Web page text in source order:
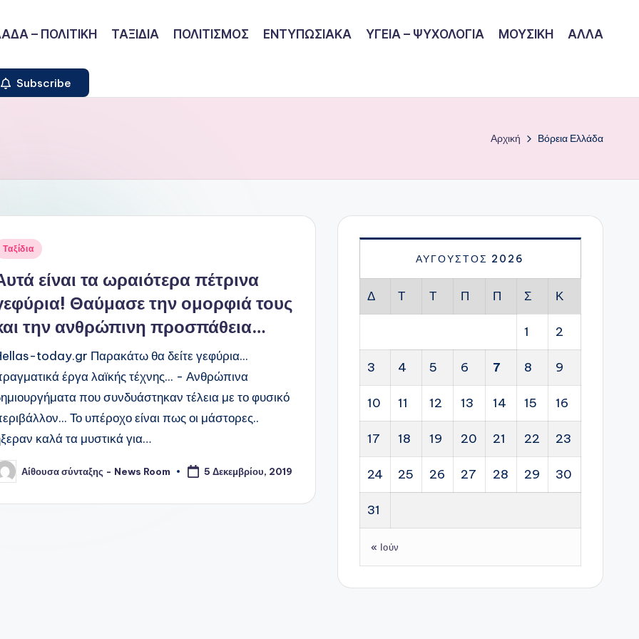
– ΠΟΛΙΤΙΚΗ ΤΑΞΙΔΙΑ ΠΟΛΙΤΙΣΜΟΣ ΕΝΤΥΠΩΣΙΑΚΑ ΥΓΕΙΑ – ΨΥΧΟΛΟΓΙΑ ΜΟΥΣΙΚΗ ΑΛΛΑ
Subscribe
Αρχική Βόρεια Ελλάδα
Ταξίδια
είναι τα ωραιότερα πέτρινα
Θαύμασε την ομορφιά τους
την ανθρώπινη προσπάθεια…
today.gr Παρακάτω θα δείτε γεφύρια...
έργα λαϊκής τέχνης... - Ανθρώπινα
που συνδυάστηκαν τέλεια με το φυσικό
Το υπέροχο είναι πως οι μάστορες..
καλά τα μυστικά για…
Αίθουσα σύνταξης - News Room 5 Δεκεμβρίου, 2019
ΑΎΓΟΥΣΤΟΣ 2026
Δ Τ Τ Π Π Σ Κ
1 2
3 4 5 6 7 8 9
10 11 12 13 14 15 16
17 18 19 20 21 22 23
24 25 26 27 28 29 30
31
« Ιούν